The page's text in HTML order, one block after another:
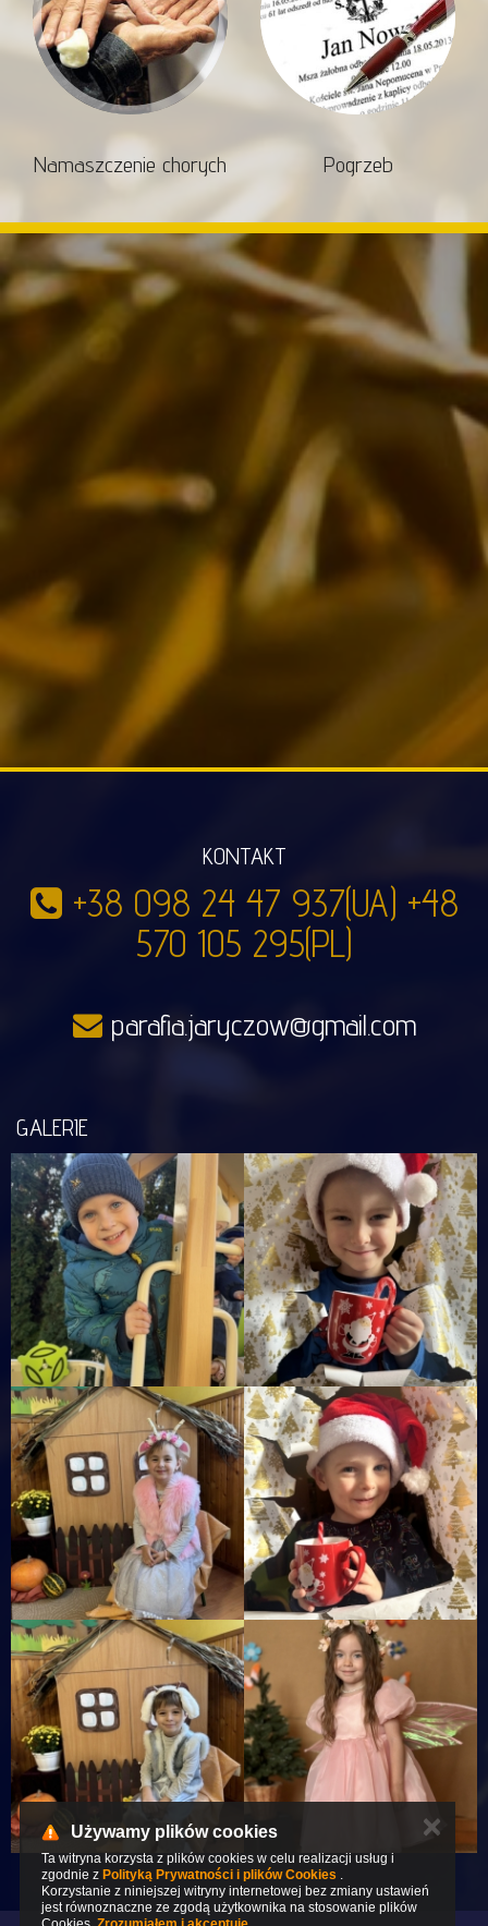
Namaszczenie chorych Pogrzeb
KONTAKT
+38 098 24 47 937(UA) +48
570 105 295(PL)
parafia.jaryczow@gmail.com
GALERIE
Używamy plików cookies
Ta witryna korzysta z plików cookies w celu realizacji usług i
zgodnie z Polityką Prywatności i plików Cookies .
Korzystanie z niniejszej witryny internetowej bez zmiany ustawień
jest równoznaczne ze zgodą użytkownika na stosowanie plików
✕